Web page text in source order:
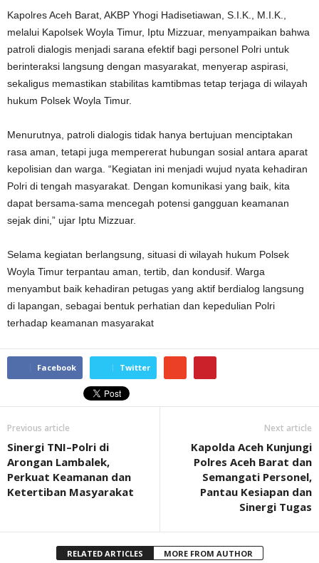
Kapolres Aceh Barat, AKBP Yhogi Hadisetiawan, S.I.K., M.I.K.,
melalui Kapolsek Woyla Timur, Iptu Mizzuar, menyampaikan bahwa
patroli dialogis menjadi sarana efektif bagi personel Polri untuk
berinteraksi langsung dengan masyarakat, menyerap aspirasi,
sekaligus memastikan stabilitas kamtibmas tetap terjaga di wilayah
hukum Polsek Woyla Timur.
Menurutnya, patroli dialogis tidak hanya bertujuan menciptakan
rasa aman, tetapi juga mempererat hubungan sosial antara aparat
kepolisian dan warga. “Kegiatan ini menjadi wujud nyata kehadiran
Polri di tengah masyarakat. Dengan komunikasi yang baik, kita
dapat bersama-sama mencegah potensi gangguan keamanan
sejak dini,” ujar Iptu Mizzuar.
Selama kegiatan berlangsung, situasi di wilayah hukum Polsek
Woyla Timur terpantau aman, tertib, dan kondusif. Warga
menyambut baik kehadiran petugas yang aktif berdialog langsung
di lapangan, sebagai bentuk perhatian dan kepedulian Polri
terhadap keamanan masyarakat
Facebook Twitter
Previous article
Sinergi TNI–Polri di
Arongan Lambalek,
Perkuat Keamanan dan
Ketertiban Masyarakat
Next article
Kapolda Aceh Kunjungi
Polres Aceh Barat dan
Semangati Personel,
Pantau Kesiapan dan
Sinergi Tugas
RELATED ARTICLES MORE FROM AUTHOR